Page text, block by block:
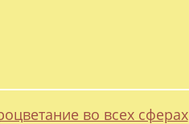
во всех сферах